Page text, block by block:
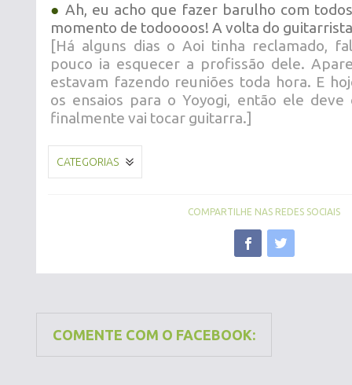
● Ah, eu acho que fazer barulho com
momento de todoooos! A volta do
[Há alguns dias o Aoi tinha reclamado,
pouco ia esquecer a profissão dele.
estavam fazendo reuniões toda hora. E
os ensaios para o Yoyogi, então ele
finalmente vai tocar guitarra.]
CATEGORIAS
COMPARTILHE NAS REDES SOCIAIS
COMENTE COM O FACEBOOK: